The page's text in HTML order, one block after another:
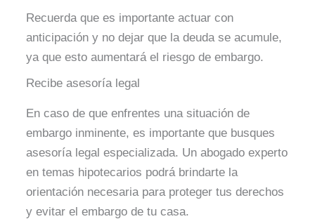
Recuerda que es importante actuar con
anticipación y no dejar que la deuda se acumule,
ya que esto aumentará el riesgo de embargo.
Recibe asesoría legal
En caso de que enfrentes una situación de
embargo inminente, es importante que busques
asesoría legal especializada. Un abogado experto
en temas hipotecarios podrá brindarte la
orientación necesaria para proteger tus derechos
y evitar el embargo de tu casa.